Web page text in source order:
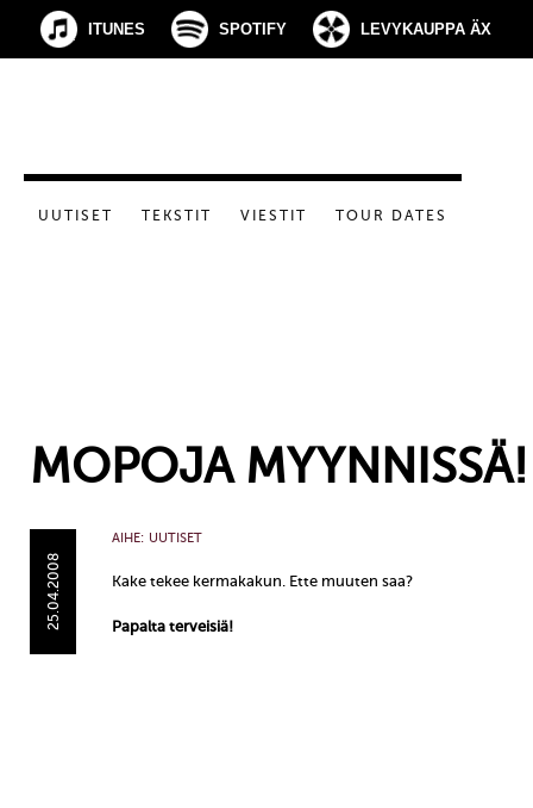
ITUNES SPOTIFY LEVYKAUPPA ÄX
UUTISET TEKSTIT VIESTIT TOUR DATES
MOPOJA MYYNNISSÄ!
25.04.2008
AIHE: UUTISET
Kake tekee kermakakun. Ette muuten saa?
Papalta terveisiä!